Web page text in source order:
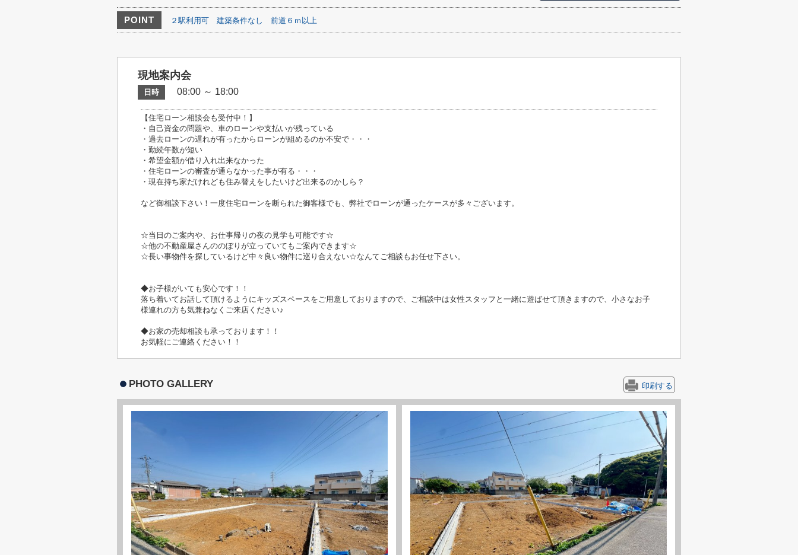
POINT ２駅利用可 建築条件なし 前道６ｍ以上
現地案内会
日時 08:00 ～ 18:00
【住宅ローン相談会も受付中！】
・自己資金の問題や、車のローンや支払いが残っている
・過去ローンの遅れが有ったからローンが組めるのか不安で・・・
・勤続年数が短い
・希望金額が借り入れ出来なかった
・住宅ローンの審査が通らなかった事が有る・・・
・現在持ち家だけれども住み替えをしたいけど出来るのかしら？
など御相談下さい！一度住宅ローンを断られた御客様でも、弊社でローンが通ったケースが多々ございます。
☆当日のご案内や、お仕事帰りの夜の見学も可能です☆
☆他の不動産屋さんののぼりが立っていてもご案内できます☆
☆長い事物件を探しているけど中々良い物件に巡り合えない☆なんてご相談もお任せ下さい。
◆お子様がいても安心です！！
落ち着いてお話して頂けるようにキッズスペースをご用意しておりますので、ご相談中は女性スタッフと一緒に遊ばせて頂きますので、小さなお子
様連れの方も気兼ねなくご来店ください♪
◆お家の売却相談も承っております！！
お気軽にご連絡ください！！
PHOTO GALLERY 印刷する